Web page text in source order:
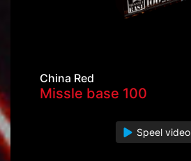
China Red
Missle base 100
Speel video